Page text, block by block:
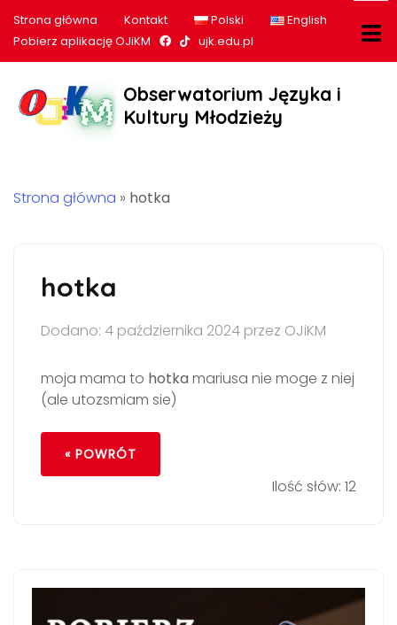
Strona główna Kontakt Polski
English
Pobierz aplikację OJiKM
Nasz profil na Facebook
Nasz profil na tiktok
ujk.edu.pl
Obserwatorium Języka i
Kultury Młodzieży
Strona główna » hotka
hotka
Dodano: 4 października 2024 przez OJiKM
moja mama to hotka mariusa nie moge z niej
(ale utozsmiam sie)
« POWRÓT
Ilość słów: 12